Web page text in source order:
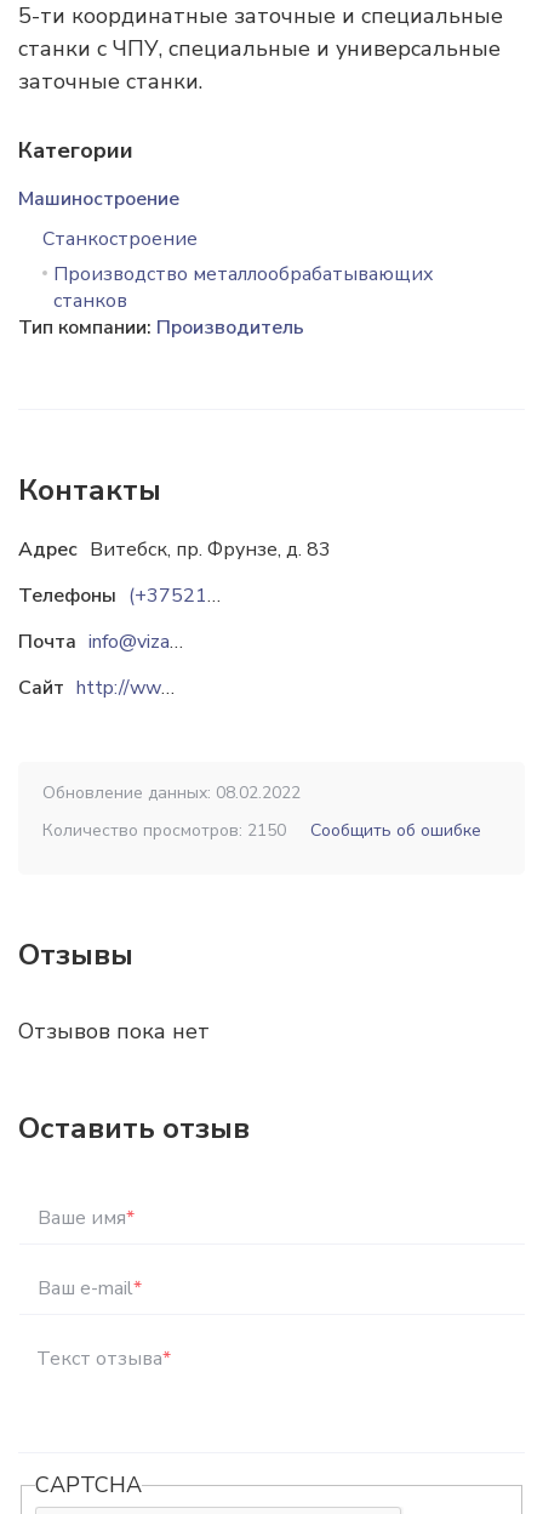
5-ти координатные заточные и специальные
станки с ЧПУ, специальные и универсальные
заточные станки.
Категории
Машиностроение
Станкостроение
Производство металлообрабатывающих
станков
Тип компании: Производитель
Контакты
Адрес Витебск, пр. Фрунзе, д. 83
Телефоны
(+375212)55-10-37
Почта
info@vizas.org
Сайт
http://www.vizas.org
Обновление данных: 08.02.2022
Количество просмотров: 2150
Сообщить об ошибке
Отзывы
Отзывов пока нет
Оставить отзыв
Ваше имя*
Ваш e-mail*
Текст отзыва*
CAPTCHA